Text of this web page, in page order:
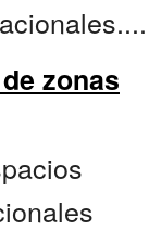
zonas